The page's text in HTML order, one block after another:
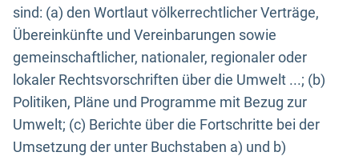
sind: (a) den Wortlaut völkerrechtlicher Verträge,
Übereinkünfte und Vereinbarungen sowie
gemeinschaftlicher, nationaler, regionaler oder
lokaler Rechtsvorschriften über die Umwelt ...; (b)
Politiken, Pläne und Programme mit Bezug zur
Umwelt; (c) Berichte über die Fortschritte bei der
Umsetzung der unter Buchstaben a) und b)